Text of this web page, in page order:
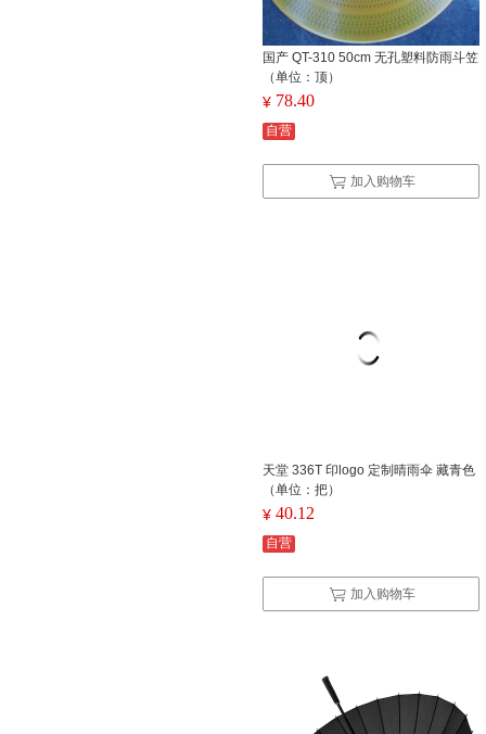
国产 QT-310 50cm 无孔塑料防雨斗笠
（单位：顶）
¥ 78.40
自营
加入购物车
天堂 336T 印logo 定制晴雨伞 藏青色
（单位：把）
¥ 40.12
自营
加入购物车